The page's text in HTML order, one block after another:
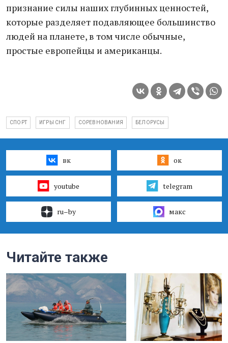
признание силы наших глубинных ценностей,
которые разделяет подавляющее большинство
людей на планете, в том числе обычные,
простые европейцы и американцы.
СПОРТ ИГРЫ СНГ СОРЕВНОВАНИЯ БЕЛОРУСЫ
вк ок
youtube telegram
ru–by макс
Читайте также